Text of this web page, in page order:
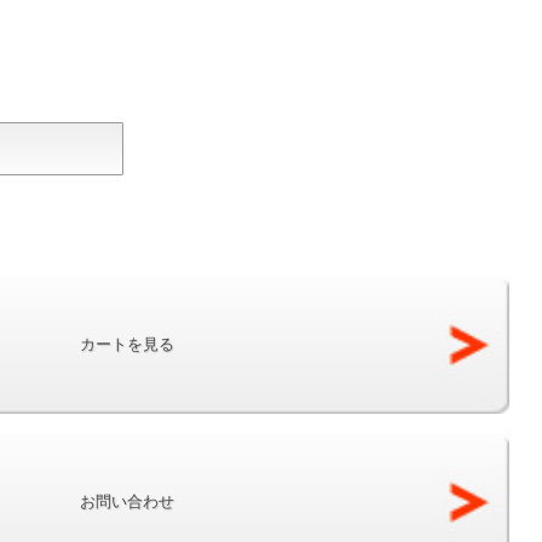
カートを見る
お問い合わせ